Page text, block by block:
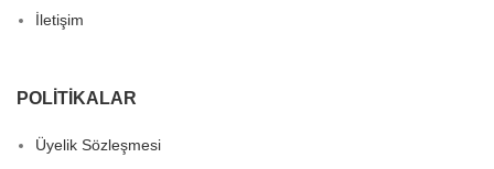
İletişim
POLITIKALAR
Üyelik Sözleşmesi